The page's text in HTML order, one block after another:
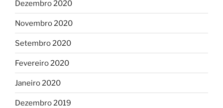
Dezembro 2020
Novembro 2020
Setembro 2020
Fevereiro 2020
Janeiro 2020
Dezembro 2019